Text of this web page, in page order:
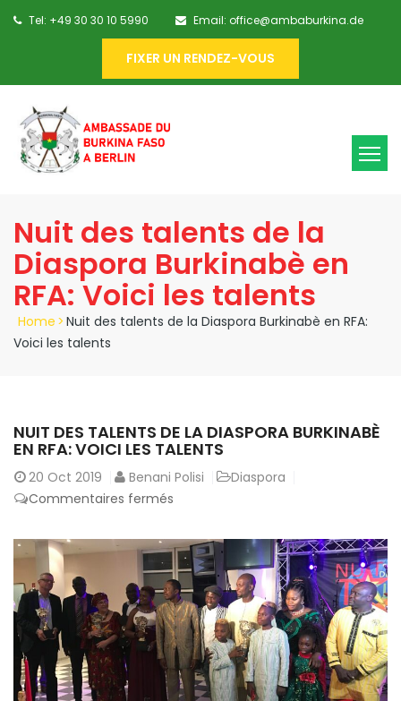
Tel: +49 30 30 10 5990 Email: office@ambaburkina.de
FIXER UN RENDEZ-VOUS
Nuit des talents de la
Diaspora Burkinabè en
RFA: Voici les talents
Home > Nuit des talents de la Diaspora Burkinabè en RFA:
Voici les talents
NUIT DES TALENTS DE LA DIASPORA BURKINABÈ
EN RFA: VOICI LES TALENTS
20 Oct 2019 Benani Polisi
Diaspora
Commentaires fermés
des
talents
de
la
Diaspora
Burkinabè
en
RFA: